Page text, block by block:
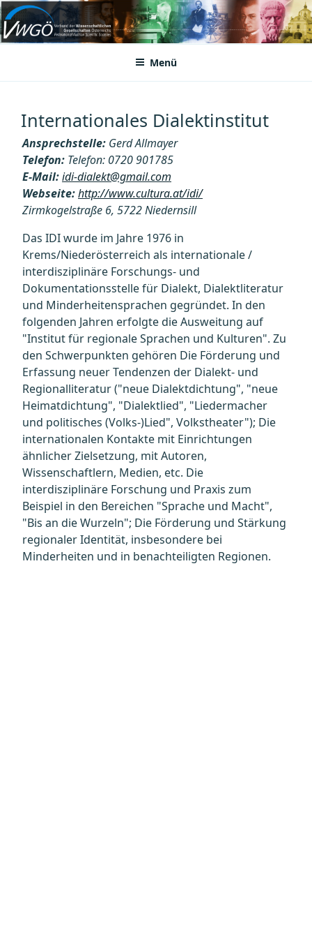
Zum
Inhalt
springenVWGÖ
Federation of Austrian Scientific Societies
Menü
Internationales Dialektinstitut
Ansprechstelle: Gerd Allmayer
Telefon: Telefon: 0720 901785
E-Mail:idi-dialekt@gmail.com
Webseite:http://www.cultura.at/idi/
Zirmkogelstraße 6, 5722 Niedernsill
Das IDI wurde im Jahre 1976 in
Krems/Niederösterreich als internationale /
interdisziplinäre Forschungs- und
Dokumentationsstelle für Dialekt, Dialektliteratur
und Minderheitensprachen gegründet. In den
folgenden Jahren erfolgte die Ausweitung auf
"Institut für regionale Sprachen und Kulturen". Zu
den Schwerpunkten gehören Die Förderung und
Erfassung neuer Tendenzen der Dialekt- und
Regionalliteratur ("neue Dialektdichtung", "neue
Heimatdichtung", "Dialektlied", "Liedermacher
und politisches (Volks-)Lied", Volkstheater"); Die
internationalen Kontakte mit Einrichtungen
ähnlicher Zielsetzung, mit Autoren,
Wissenschaftlern, Medien, etc. Die
interdisziplinäre Forschung und Praxis zum
Beispiel in den Bereichen "Sprache und Macht",
"Bis an die Wurzeln"; Die Förderung und Stärkung
regionaler Identität, insbesondere bei
Minderheiten und in benachteiligten Regionen.